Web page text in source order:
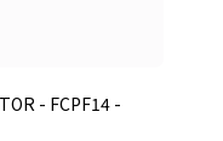
- FCPF14 -